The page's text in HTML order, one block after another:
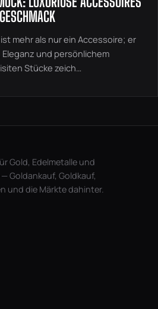
mehr als nur ein Accessoire; er
und persönlichem
Stücke zeich…
Gold, Edelmetalle und
Goldankauf, Goldkauf,
und die Märkte dahinter.